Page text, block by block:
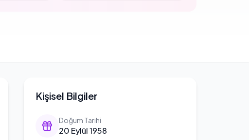
Kişisel Bilgiler
Doğum Tarihi
20 Eylül 1958